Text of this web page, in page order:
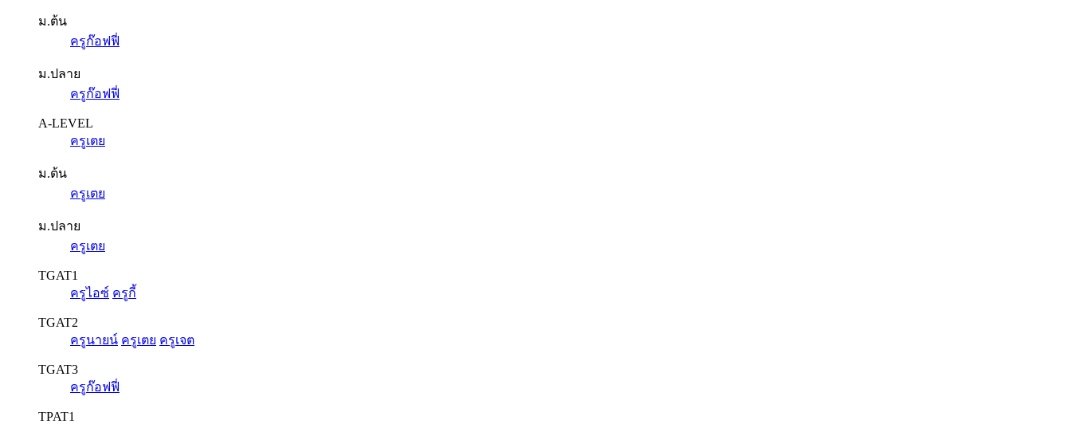
ม.ต้น
ครูก๊อฟฟี่
ม.ปลาย
ครูก๊อฟฟี่
A-LEVEL
ครูเตย
ม.ต้น
ครูเตย
ม.ปลาย
ครูเตย
TGAT1
ครูไอซ์ ครูกี้
TGAT2
ครูนายน์ ครูเตย ครูเจต
TGAT3
ครูก๊อฟฟี่
TPAT1